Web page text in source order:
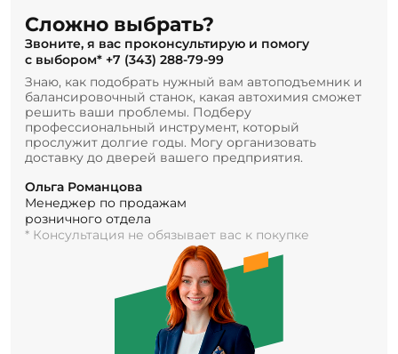
Сложно выбрать?
Звоните, я вас проконсультирую и помогу
с выбором* +7 (343) 288-79-99
Знаю, как подобрать нужный вам автоподъемник и
балансировочный станок, какая автохимия сможет
решить ваши проблемы. Подберу
профессиональный инструмент, который
прослужит долгие годы. Могу организовать
доставку до дверей вашего предприятия.
Ольга Романцова
Менеджер по продажам
розничного отдела
* Консультация не обязывает вас к покупке